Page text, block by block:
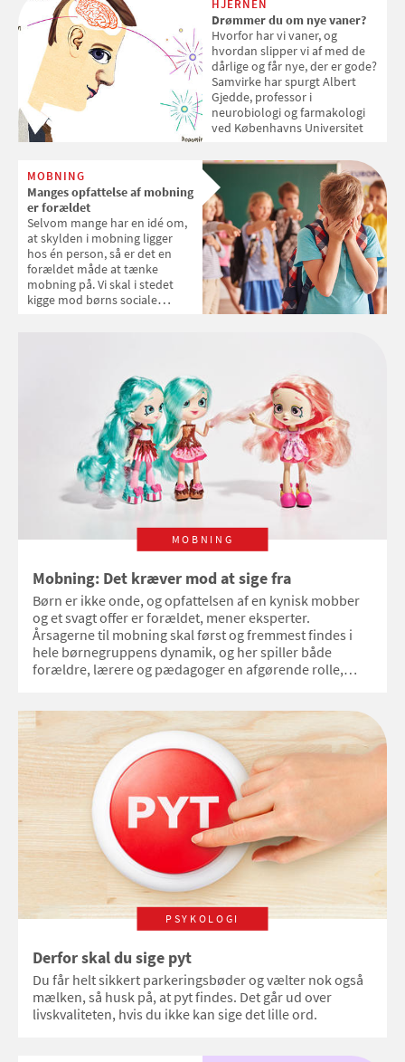
HJERNEN
Drømmer du om nye vaner?
Hvorfor har vi vaner, og
hvordan slipper vi af med de
dårlige og får nye, der er gode?
Samvirke har spurgt Albert
Gjedde, professor i
neurobiologi og farmakologi
ved Københavns Universitet
MOBNING
Manges opfattelse af mobning
er forældet
Selvom mange har en idé om,
at skylden i mobning ligger
hos én person, så er det en
forældet måde at tænke
mobning på. Vi skal i stedet
kigge mod børns sociale
MOBNING
Mobning: Det kræver mod at sige fra
Børn er ikke onde, og opfattelsen af en kynisk mobber
og et svagt offer er forældet, mener eksperter.
Årsagerne til mobning skal først og fremmest findes i
hele børnegruppens dynamik, og her spiller både
forældre, lærere og pædagoger en afgørende rolle,
PSYKOLOGI
Derfor skal du sige pyt
Du får helt sikkert parkeringsbøder og vælter nok også
mælken, så husk på, at pyt findes. Det går ud over
livskvaliteten, hvis du ikke kan sige det lille ord.